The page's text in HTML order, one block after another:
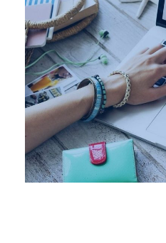
Retail
INDUSTRIES